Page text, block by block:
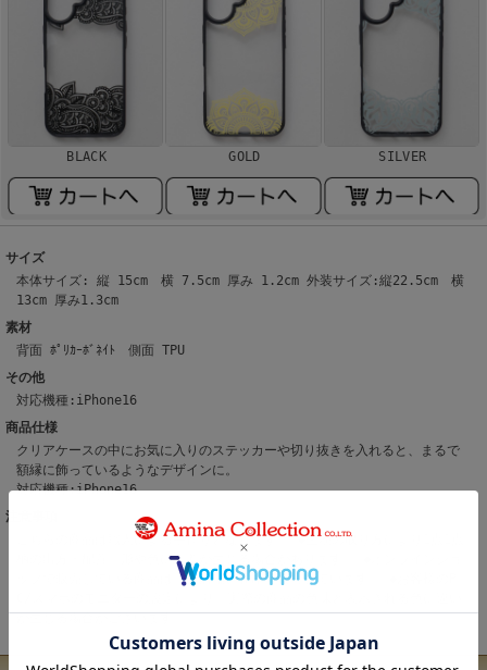
BLACK GOLD SILVER
サイズ
本体サイズ: 縦 15cm 横 7.5cm 厚み 1.2cm 外装サイズ:縦22.5cm 横
13cm 厚み1.3cm
素材
背面 ﾎﾟﾘｶｰﾎﾞﾈｲﾄ 側面 TPU
その他
対応機種:iPhone16
商品仕様
クリアケースの中にお気に入りのステッカーや切り抜きを入れると、まるで
額縁に飾っているようなデザインに。
対応機種:iPhone16
注意事項
こちらの商品は職人による手作りとなります。 ◆生地の取り方により1点1点
柄の出方・配置、形や色に誤差が生じる場合があります。 ◆オンラインショ
ップで販売している商品は、実店舗と在庫を共有しています。 ◆お客様のP
が生じる場合がございます。